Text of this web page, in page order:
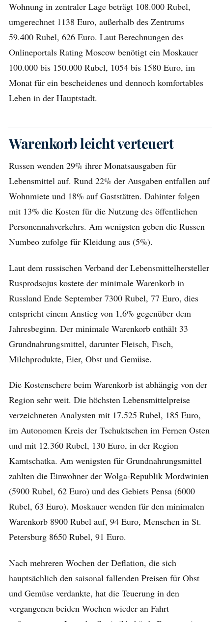
Wohnung in zentraler Lage beträgt 108.000 Rubel,
umgerechnet 1138 Euro, außerhalb des Zentrums
59.400 Rubel, 626 Euro. Laut Berechnungen des
Onlineportals Rating Moscow benötigt ein Moskauer
100.000 bis 150.000 Rubel, 1054 bis 1580 Euro, im
Monat für ein bescheidenes und dennoch komfortables
Leben in der Hauptstadt.
Warenkorb leicht verteuert
Russen wenden 29% ihrer Monatsausgaben für
Lebensmittel auf. Rund 22% der Ausgaben entfallen auf
Wohnmiete und 18% auf Gaststätten. Dahinter folgen
mit 13% die Kosten für die Nutzung des öffentlichen
Personennahverkehrs. Am wenigsten geben die Russen
Numbeo zufolge für Kleidung aus (5%).
Laut dem russischen Verband der Lebensmittelhersteller
Rusprodsojus kostete der minimale Warenkorb in
Russland Ende September 7300 Rubel, 77 Euro, dies
entspricht einem Anstieg von 1,6% gegenüber dem
Jahresbeginn. Der minimale Warenkorb enthält 33
Grundnahrungsmittel, darunter Fleisch, Fisch,
Milchprodukte, Eier, Obst und Gemüse.
Die Kostenschere beim Warenkorb ist abhängig von der
Region sehr weit. Die höchsten Lebensmittelpreise
verzeichneten Analysten mit 17.525 Rubel, 185 Euro,
im Autonomen Kreis der Tschuktschen im Fernen Osten
und mit 12.360 Rubel, 130 Euro, in der Region
Kamtschatka. Am wenigsten für Grundnahrungsmittel
zahlten die Einwohner der Wolga-Republik Mordwinien
(5900 Rubel, 62 Euro) und des Gebiets Pensa (6000
Rubel, 63 Euro). Moskauer wenden für den minimalen
Warenkorb 8900 Rubel auf, 94 Euro, Menschen in St.
Petersburg 8650 Rubel, 91 Euro.
Nach mehreren Wochen der Deflation, die sich
hauptsächlich den saisonal fallenden Preisen für Obst
und Gemüse verdankte, hat die Teuerung in den
vergangenen beiden Wochen wieder an Fahrt